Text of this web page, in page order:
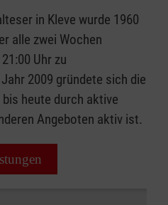
in Kleve wurde 1960
alle zwei Wochen
Uhr zu
2009 gründete sich die
bis heute durch aktive
Angeboten aktiv ist.